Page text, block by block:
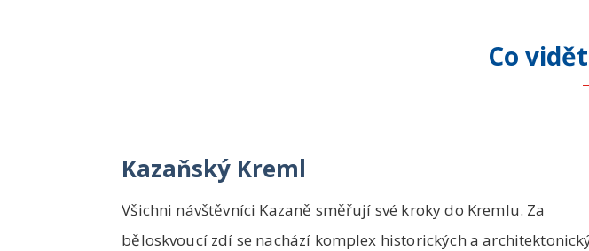
Co vidět
Kazaňský Kreml
Všichni návštěvníci Kazaně směřují své kroky do Kremlu. Za
běloskvoucí zdí se nachází komplex historických a